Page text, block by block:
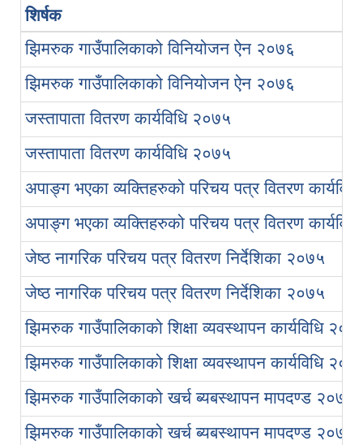
शिर्षक
झिमरुक गाउँपालिकाको विनियोजन ऐन २०७६
झिमरुक गाउँपालिकाको विनियोजन ऐन २०७६
जस्तापाता वितरण कार्यविधि २०७५
जस्तापाता वितरण कार्यविधि २०७५
अपाङ्ग भएका व्यक्तिहरुको परिचय पत्र वितरण
अपाङ्ग भएका व्यक्तिहरुको परिचय पत्र वितरण
जेष्ठ नागरिक परिचय पत्र वितरण निर्देशिका २०७५
जेष्ठ नागरिक परिचय पत्र वितरण निर्देशिका २०७५
झिमरुक गाउँपालिकाको शिक्षा व्यवस्थापन कार्यविधि
झिमरुक गाउँपालिकाको शिक्षा व्यवस्थापन कार्यविधि
झिमरुक गाउँपालिकाको खर्च ब्यबस्थापन मापदण्ड २०७५
झिमरुक गाउँपालिकाको खर्च ब्यबस्थापन मापदण्ड २०७५